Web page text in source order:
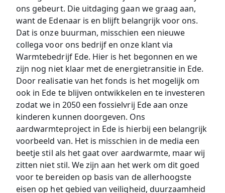
ons gebeurt. Die uitdaging gaan we graag aan,
want de Edenaar is en blijft belangrijk voor ons.
Dat is onze buurman, misschien een nieuwe
collega voor ons bedrijf en onze klant via
Warmtebedrijf Ede. Hier is het begonnen en we
zijn nog niet klaar met de energietransitie in Ede.
Door realisatie van het fonds is het mogelijk om
ook in Ede te blijven ontwikkelen en te investeren
zodat we in 2050 een fossielvrij Ede aan onze
kinderen kunnen doorgeven. Ons
aardwarmteproject in Ede is hierbij een belangrijk
voorbeeld van. Het is misschien in de media een
beetje stil als het gaat over aardwarmte, maar wij
zitten niet stil. We zijn aan het werk om dit goed
voor te bereiden op basis van de allerhoogste
eisen op het gebied van veiligheid, duurzaamheid